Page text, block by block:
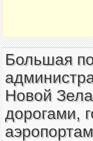
Большая
Новой
дорогами,